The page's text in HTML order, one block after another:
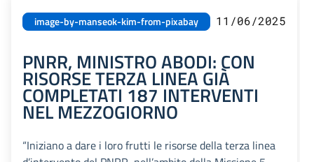
image-by-manseok-kim-from-pixabay 11/06/2025
PNRR, MINISTRO ABODI: CON
RISORSE TERZA LINEA GIÀ
COMPLETATI 187 INTERVENTI
NEL MEZZOGIORNO
“Iniziano a dare i loro frutti le risorse della terza linea